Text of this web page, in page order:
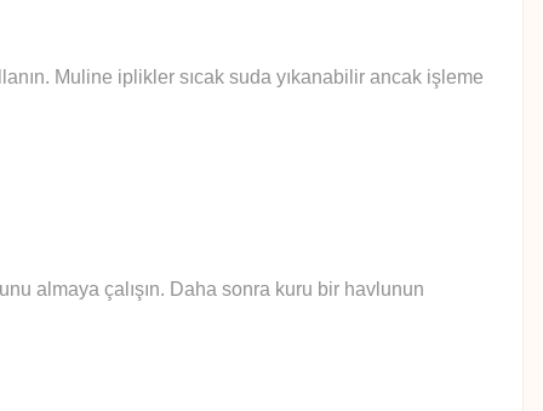
Muline iplikler sıcak suda yıkanabilir ancak işleme
almaya çalışın. Daha sonra kuru bir havlunun